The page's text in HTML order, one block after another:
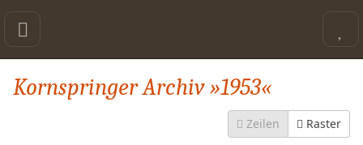
Kornspringer Archiv »1953«
Raster
Zeilen